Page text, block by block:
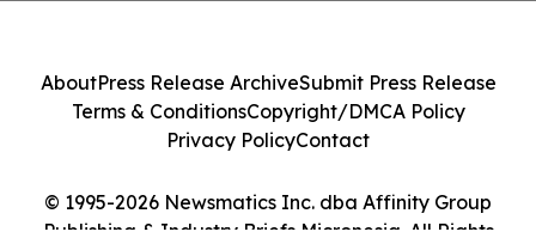
© 1995-2026 Newsmatics Inc. dba Affinity Group
Publishing & Industry Briefs Micronesia. All Rights
AboutPress Release ArchiveSubmit Press Release
Terms & ConditionsCopyright/DMCA Policy
Privacy PolicyContact